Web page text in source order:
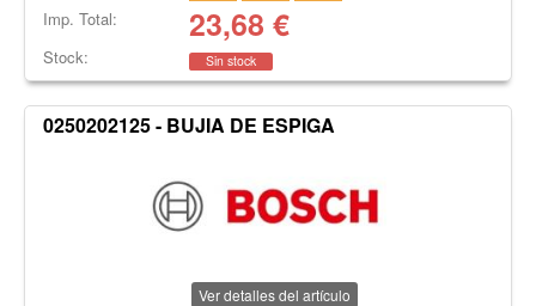
Imp. Total: 23,68 €
Stock: Sin stock
0250202125 - BUJIA DE ESPIGA
Ver detalles del artículo